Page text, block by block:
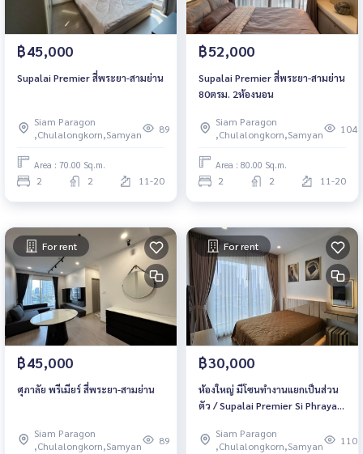
฿45,000
Supalai Premier สี่พระยา-สามย่าน
Siam Paragon
,Chulalongkorn,Samyan
89
Area : 70.00 Sq.m.
2 2 11-20
฿52,000
Supalai Premier สี่พระยา-สามย่าน
80ตรม. 2ห้องนอน
Siam Paragon
,Chulalongkorn,Samyan
104
Area : 80.00 Sq.m.
2 2 11-20
For rent
฿45,000
ศุภาลัย พรีเมียร์ สี่พระยา-สามย่าน
Siam Paragon
,Chulalongkorn,Samyan
89
For rent
฿30,000
ห้องใหญ่ มีโซนทำงานแยกเป็นส่วน
ตัว / Supalai Premier Si Phraya
Siam Paragon
,Chulalongkorn,Samyan
110